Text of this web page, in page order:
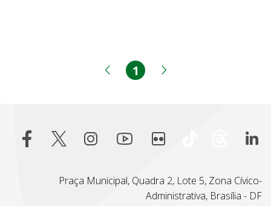
Página anterior
Página
1
Praça Municipal, Quadra 2, Lote 5, Zona Cívico-
Administrativa, Brasília - DF